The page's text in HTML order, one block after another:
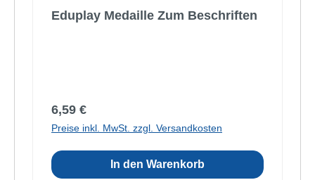
Eduplay Medaille Zum Beschriften
Regulärer Preis:
6,59 €
Preise inkl. MwSt. zzgl. Versandkosten
In den Warenkorb